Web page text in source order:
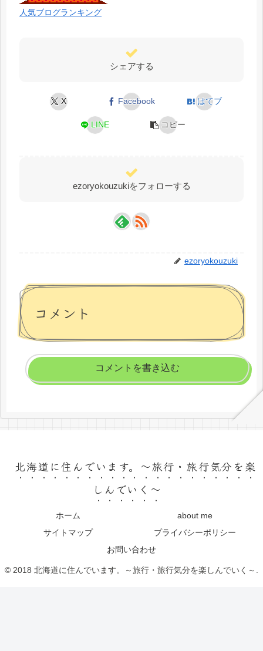
人気ブログランキング
シェアする
X Facebook はてブ
LINE コピー
ezoryokouzukiをフォローする
ezoryokouzuki
コメント
コメントを書き込む
北海道に住んでいます。～旅行・旅行気分を楽
しんでいく～
ホーム
about me
サイトマップ
プライバシーポリシー
お問い合わせ
© 2018 北海道に住んでいます。～旅行・旅行気分を楽しんでいく～.